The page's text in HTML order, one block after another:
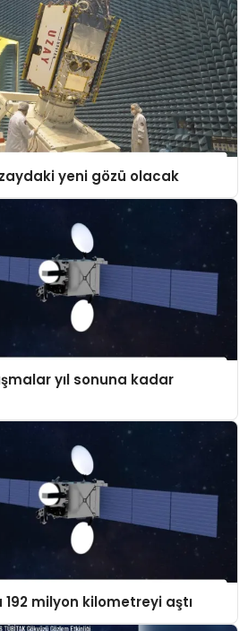
yeni gözü olacak
yıl sonuna kadar
milyon kilometreyi aştı